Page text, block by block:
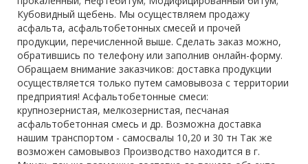
Кубовидный щебень. Мы осуществляем продажу
асфальта, асфальтобетонных смесей и прочей
продукции, перечисленной выше. Сделать заказ можно,
обратившись по телефону или заполнив онлайн-форму.
Обращаем внимание заказчиков: доставка продукции
осуществляется только путем самовывоза с территории
предприятия! Асфальтобетонные смеси:
крупнозернистая, мелкозернистая, песчаная
асфальтобетонная смесь и др. Возможна доставка
нашим транспортом - самосвалы 10,20 и 30 тн Так же
возможен самовывоз Производство находится в г.